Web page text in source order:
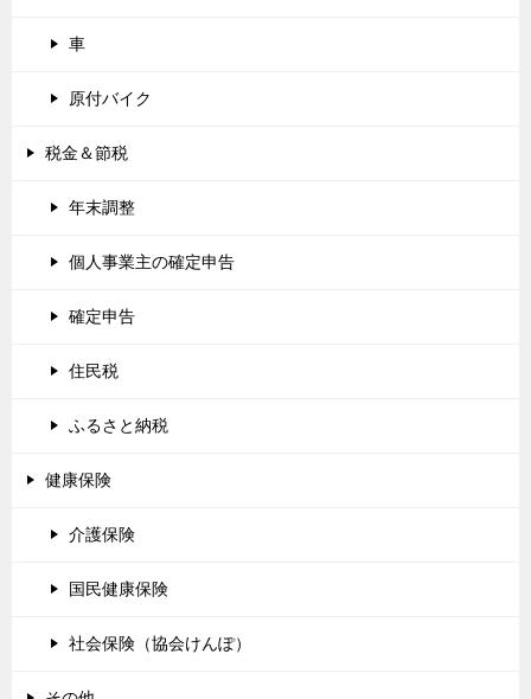
車
原付バイク
税金＆節税
年末調整
個人事業主の確定申告
確定申告
住民税
ふるさと納税
健康保険
介護保険
国民健康保険
社会保険（協会けんぽ）